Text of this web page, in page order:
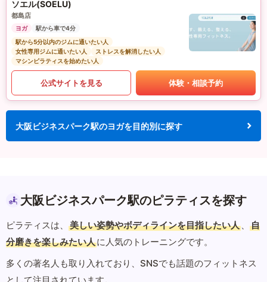
ソエル(SOELU)
都島店
ヨガ
駅から車で4分
駅から5分以内のジムに通いたい人
女性専用ジムに通いたい人
ストレスを解消したい人
マシンピラティスを始めたい人
公式サイトを見る 体験・相談予約
大阪ビジネスパーク駅のヨガを目的別に探す
大阪ビジネスパーク駅のピラティスを探す
ピラティスは、 美しい姿勢やボディラインを目指したい人 、
自
分磨きを楽しみたい人に人気のトレーニングです。
多くの著名人も取り入れており、SNSでも話題のフィットネス